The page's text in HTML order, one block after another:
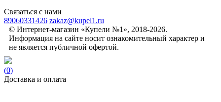
Связаться с нами
89060331426 zakaz@kupel1.ru
© Интернет-магазин «Купели №1», 2018-2026.
Информация на сайте носит ознакомительный характер и
не является публичной офертой.
(0)
Доставка и оплата